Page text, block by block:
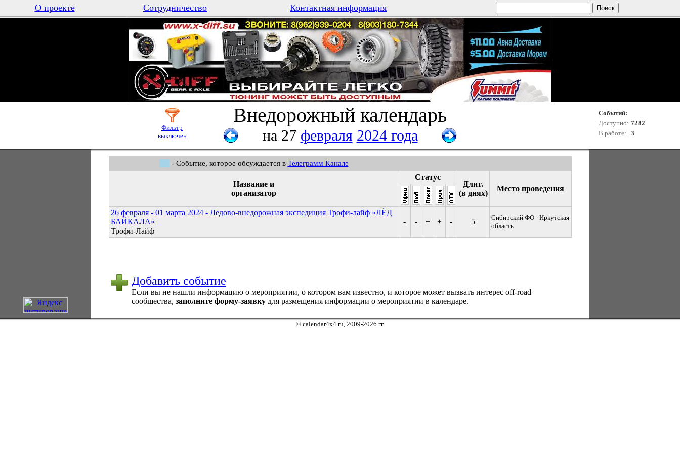
О проекте Сотрудничество Контактная информация
Фильтр
выключен
Внедорожный календарь
на 27 февраля 2024 года
Событий:
Доступно: 7282
В работе:
3
- Событие, которое обсуждается в Телеграмм Канале
Название и
организатор
Статус
Длит.
(в днях)
Место проведения
26 февраля - 01 марта 2024 - Ледово-внедорожная экспедиция Трофи-лайф «ЛЁД
БАЙКАЛА»
Трофи-Лайф
- - + + - 5
Сибирский ФО - Иркутская
область
Добавить событие
Если вы не нашли информацию о мероприятии, о котором вам известно, и которое может вызвать интерес оff-road
сообщества, заполните форму-заявкудля размещения информации о мероприятии в календаре.
© calendar4x4.ru, 2009-2026 гг.